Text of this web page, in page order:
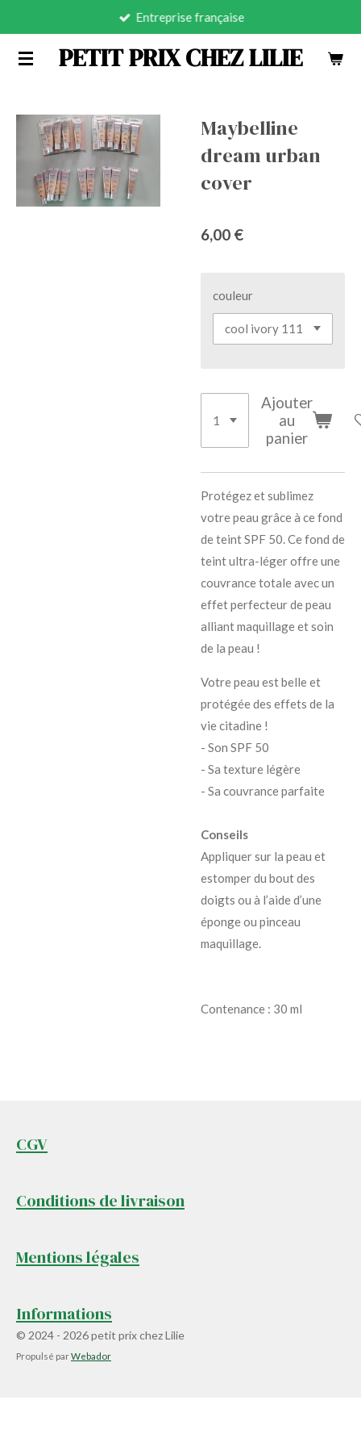
contenu
PETIT PRIX CHEZ LILIE
Entreprise française
Maybelline
dream urban
cover
6,00 €
couleur
Ajouter
au
panier
Protégez et sublimez
votre peau grâce à ce fond
de teint SPF 50. Ce fond de
teint ultra-léger offre une
couvrance totale avec un
effet perfecteur de peau
alliant maquillage et soin
de la peau !
Votre peau est belle et
protégée des effets de la
vie citadine !
- Son SPF 50
- Sa texture légère
- Sa couvrance parfaite
Conseils
Appliquer sur la peau et
estomper du bout des
doigts ou à l’aide d’une
éponge ou pinceau
maquillage.
Contenance : 30 ml
CGV
Conditions de livraison
Mentions légales
Informations
© 2024 - 2026 petit prix chez Lilie
Propulsé parWebador